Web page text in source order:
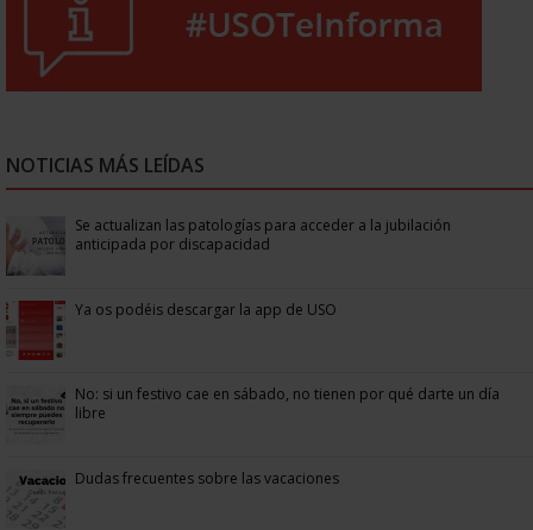
NOTICIAS MÁS LEÍDAS
Se actualizan las patologías para acceder a la jubilación
anticipada por discapacidad
Ya os podéis descargar la app de USO
No: si un festivo cae en sábado, no tienen por qué darte un día
libre
Dudas frecuentes sobre las vacaciones